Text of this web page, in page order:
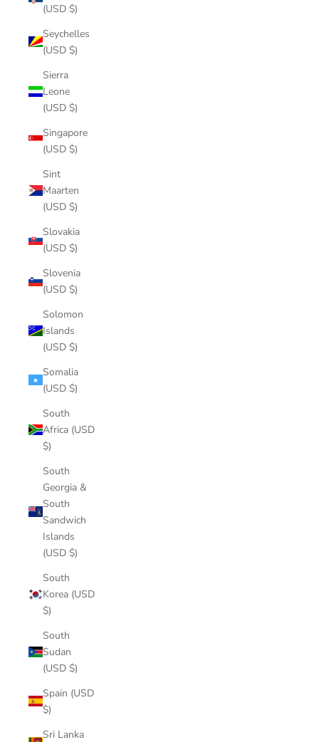
(USD $)
Seychelles
(USD $)
Sierra
Leone
(USD $)
Singapore
(USD $)
Sint
Maarten
(USD $)
Slovakia
(USD $)
Slovenia
(USD $)
Solomon
Islands
(USD $)
Somalia
(USD $)
South
Africa (USD
$)
South
Georgia &
South
Sandwich
Islands
(USD $)
South
Korea (USD
$)
South
Sudan
(USD $)
Spain (USD
$)
Sri Lanka